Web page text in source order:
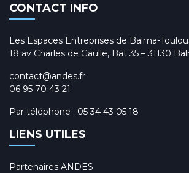
CONTACT INFO
Les Espaces Entreprises de Balma-
18 av Charles de Gaulle, Bât 35 – 31130
contact@andes.fr
06 95 70 43 21
Par téléphone : 05 34 43 05 18
LIENS UTILES
Partenaires ANDES